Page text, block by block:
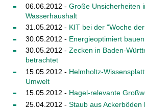
06.06.2012 - Große Unsicherheiten
Wasserhaushalt
31.05.2012 - KIT bei der "Woche
30.05.2012 - Energieoptimiert bauen
30.05.2012 - Zecken in Baden-
betrachtet
15.05.2012 - Helmholtz-
Umwelt
15.05.2012 - Hagel-relevante
25.04.2012 - Staub aus Ackerböden